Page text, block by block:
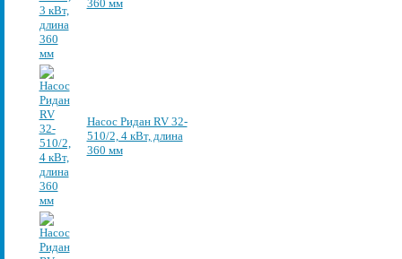
360 мм
Насос Ридан RV 32-
510/2, 4 кВт, длина
360 мм